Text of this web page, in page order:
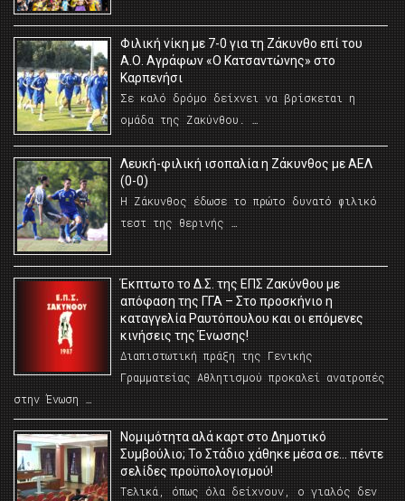
Φιλική νίκη με 7-0 για τη Ζάκυνθο επί του
Α.Ο. Αγράφων «Ο Κατσαντώνης» στο
Καρπενήσι
Σε καλό δρόμο δείχνει να βρίσκεται η
ομάδα της Ζακύνθου. …
Λευκή-φιλική ισοπαλία η Ζάκυνθος με ΑΕΛ
(0-0)
Η Ζάκυνθος έδωσε το πρώτο δυνατό φιλικό
τεστ της θερινής …
Έκπτωτο το Δ.Σ. της ΕΠΣ Ζακύνθου με
απόφαση της ΓΓΑ – Στο προσκήνιο η
καταγγελία Ραυτόπουλου και οι επόμενες
κινήσεις της Ένωσης!
Διαπιστωτική πράξη της Γενικής
Γραμματείας Αθλητισμού προκαλεί ανατροπές
στην Ένωση …
Νομιμότητα αλά καρτ στο Δημοτικό
Συμβούλιο; Το Στάδιο χάθηκε μέσα σε… πέντε
σελίδες προϋπολογισμού!
Τελικά, όπως όλα δείχνουν, ο γιαλός δεν